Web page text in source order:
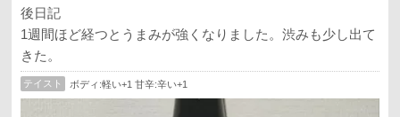
後日記
1週間ほど経つとうまみが強くなりました。渋みも少し出て
きた。
テイスト ボディ:軽い+1 甘辛:辛い+1